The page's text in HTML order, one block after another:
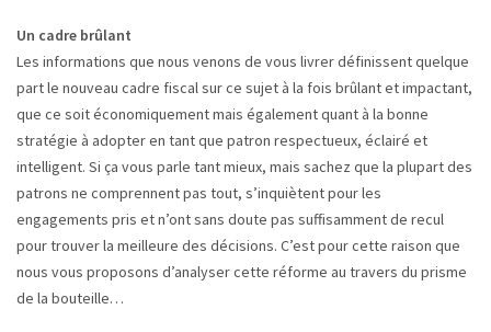
Un cadre brûlant
Les informations que nous venons de vous livrer définissent quelque
part le nouveau cadre fiscal sur ce sujet à la fois brûlant et impactant,
que ce soit économiquement mais également quant à la bonne
stratégie à adopter en tant que patron respectueux, éclairé et
intelligent. Si ça vous parle tant mieux, mais sachez que la plupart des
patrons ne comprennent pas tout, s’inquiètent pour les
engagements pris et n’ont sans doute pas suffisamment de recul
pour trouver la meilleure des décisions. C’est pour cette raison que
nous vous proposons d’analyser cette réforme au travers du prisme
de la bouteille…